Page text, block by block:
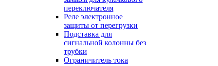
переключателя
Реле электронное
защиты от перегрузки
Подставка для
сигнальной колонны без
трубки
Ограничитель тока